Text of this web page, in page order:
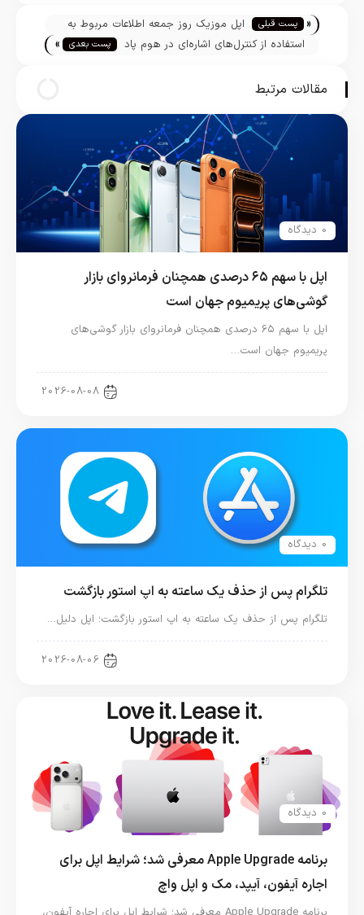
تیم تحریریه « پست قبلی
اپل موزیک روز جمعه اطلاعات مربوط به
نامزدهای جوایز گرمی را منتشر می‌کند
استفاده از کنترل‌های اشاره‌ای در هوم پاد پست بعدی »
مقالات مرتبط
0 دیدگاه
اپل با سهم ۶۵ درصدی همچنان فرمانروای بازار
گوشی‌های پریمیوم جهان است
اپل با سهم ۶۵ درصدی همچنان فرمانروای بازار گوشی‌های
پریمیوم جهان است…
2026-08-08
0 دیدگاه
تلگرام پس از حذف یک ساعته به اپ استور بازگشت
تلگرام پس از حذف یک ساعته به اپ استور بازگشت؛ اپل دلیل…
2026-08-06
0 دیدگاه
برنامه Apple Upgrade معرفی شد؛ شرایط اپل برای
اجاره آیفون، آیپد، مک و اپل واچ